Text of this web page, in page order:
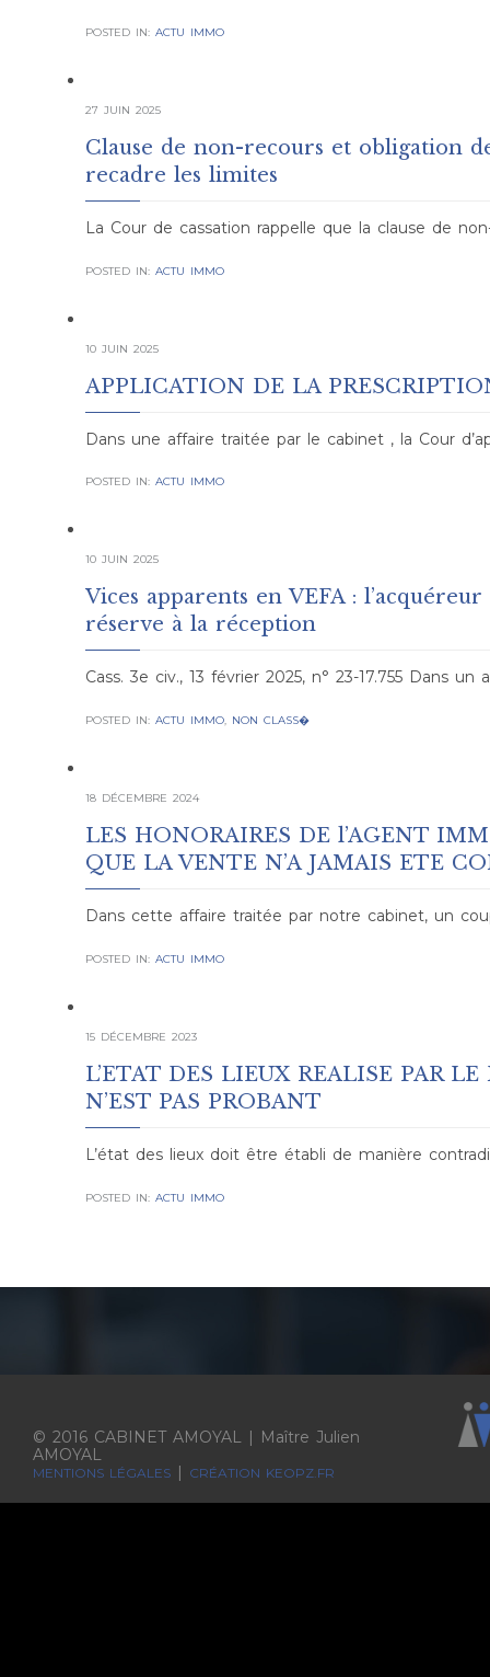
POSTED IN:ACTU IMMO
27 JUIN 2025
Clause de non-recours et obligation
recadre les limites
La Cour de cassation rappelle que la clause de
POSTED IN:ACTU IMMO
10 JUIN 2025
APPLICATION DE LA
Dans une affaire traitée par le cabinet , la Cour
POSTED IN:ACTU IMMO
10 JUIN 2025
Vices apparents en VEFA :
réserve à la réception
Cass. 3e civ., 13 février 2025, n° 23-17.755 Dans un
POSTED IN:ACTU IMMO, NON CLASS�
18 DÉCEMBRE 2024
LES HONORAIRES DE l’AGENT
QUE LA VENTE N’A JAMAIS ETE
Dans cette affaire traitée par notre cabinet, un
POSTED IN:ACTU IMMO
15 DÉCEMBRE 2023
L’ETAT DES LIEUX REALISE PAR
N’EST PAS PROBANT
L’état des lieux doit être établi de manière
POSTED IN:ACTU IMMO
© 2016 CABINET AMOYAL | Maître Julien
AMOYAL
MENTIONS LÉGALES | CRÉATION KEOPZ.FR